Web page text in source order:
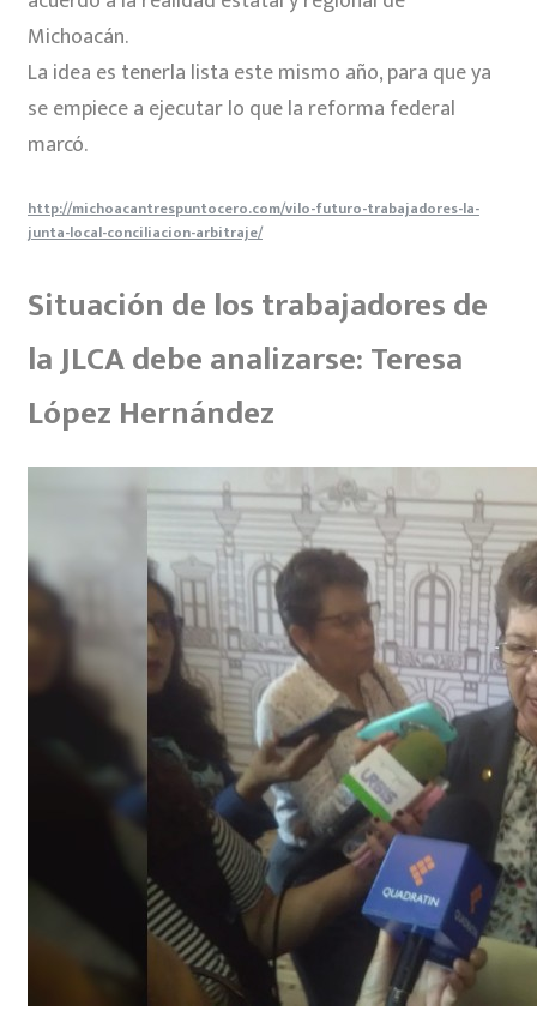
Michoacán.
La idea es tenerla lista este mismo año, para que ya
se empiece a ejecutar lo que la reforma federal
marcó.
http://michoacantrespuntocero.com/vilo-futuro-trabajadores-la-
junta-local-conciliacion-arbitraje/
Situación de los trabajadores de
la JLCA debe analizarse: Teresa
López Hernández